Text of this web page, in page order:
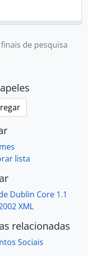
de pesquisa
lista
Dublin Core 1.1
XML
relacionadas
Sociais